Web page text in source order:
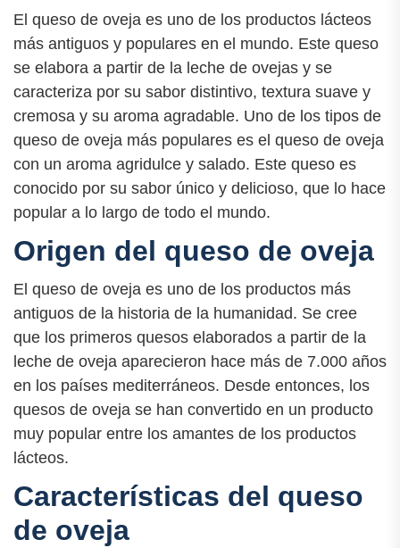
El queso de oveja es uno de los productos lácteos
más antiguos y populares en el mundo. Este queso
se elabora a partir de la leche de ovejas y se
caracteriza por su sabor distintivo, textura suave y
cremosa y su aroma agradable. Uno de los tipos de
queso de oveja más populares es el queso de oveja
con un aroma agridulce y salado. Este queso es
conocido por su sabor único y delicioso, que lo hace
popular a lo largo de todo el mundo.
Origen del queso de oveja
El queso de oveja es uno de los productos más
antiguos de la historia de la humanidad. Se cree
que los primeros quesos elaborados a partir de la
leche de oveja aparecieron hace más de 7.000 años
en los países mediterráneos. Desde entonces, los
quesos de oveja se han convertido en un producto
muy popular entre los amantes de los productos
lácteos.
Características del queso
de oveja